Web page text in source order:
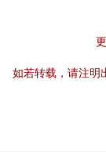
如若转载，请注明